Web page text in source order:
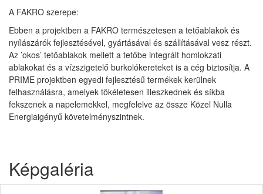
A FAKRO szerepe:
Ebben a projektben a FAKRO természetesen a tetőablakok és
nyílászárók fejlesztésével, gyártásával és szállításával vesz részt.
Az ’okos’ tetőablakok mellett a tetőbe integrált homlokzati
ablakokat és a vízszigetelő burkolókereteket is a cég biztosítja. A
PRIME projektben egyedi fejlesztésű termékek kerülnek
felhasználásra, amelyek tökéletesen illeszkednek és síkba
fekszenek a napelemekkel, megfelelve az össze Közel Nulla
Energiaigényű követelményszintnek.
Képgaléria